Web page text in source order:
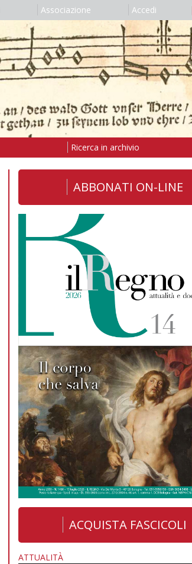
Associazione Accedi
Ricerca in archivio
ABBONATI ON-LINE
ACQUISTA FASCICOLI
ATTUALITÀ